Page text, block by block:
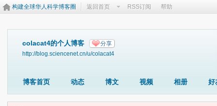
构建全球华人科学博客圈 返回首页 RSS订阅 帮助
colacat4的个人博客 分享
http://blog.sciencenet.cn/u/colacat4
博客首页 动态 博文 视频 相册 好